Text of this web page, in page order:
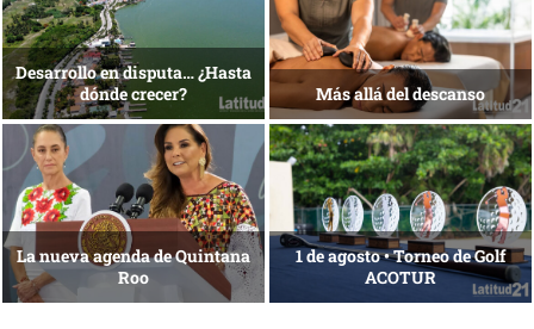
Bottega, un viaje servido a la
mesa
Energía que Impulsa la
competitividad
Reconocimiento de viajeros La esencia del servicio